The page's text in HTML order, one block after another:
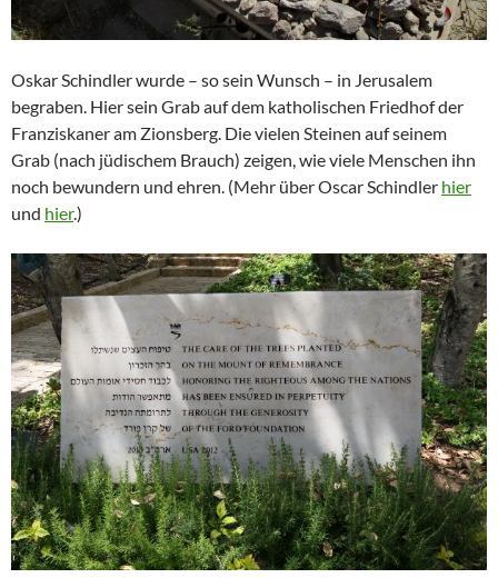
Oskar Schindler wurde – so sein Wunsch – in Jerusalem
begraben. Hier sein Grab auf dem katholischen Friedhof der
Franziskaner am Zionsberg. Die vielen Steinen auf seinem
Grab (nach jüdischem Brauch) zeigen, wie viele Menschen ihn
noch bewundern und ehren. (Mehr über Oscar Schindler hier
und hier.)